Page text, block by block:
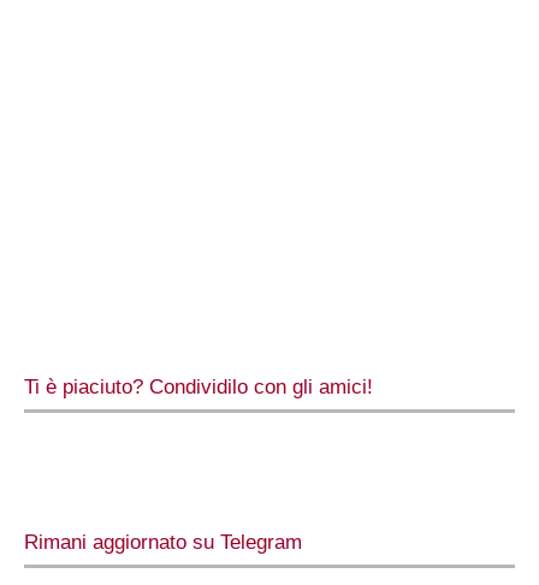
Ti è piaciuto? Condividilo con gli amici!
Rimani aggiornato su Telegram